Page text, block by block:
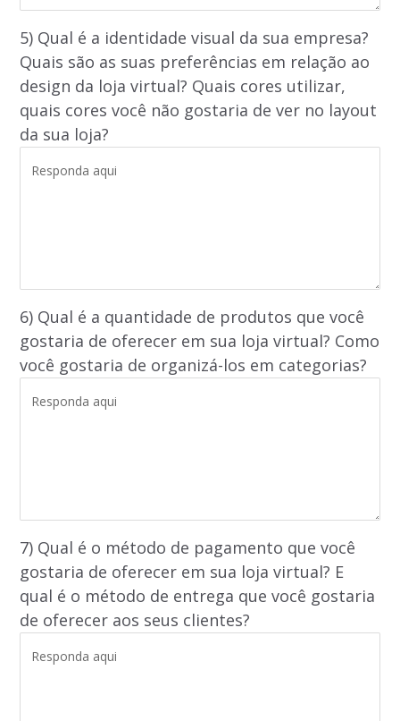
5) Qual é a identidade visual da sua empresa?
Quais são as suas preferências em relação ao
design da loja virtual? Quais cores utilizar,
quais cores você não gostaria de ver no layout
da sua loja?
6) Qual é a quantidade de produtos que você
gostaria de oferecer em sua loja virtual? Como
você gostaria de organizá-los em categorias?
7) Qual é o método de pagamento que você
gostaria de oferecer em sua loja virtual? E
qual é o método de entrega que você gostaria
de oferecer aos seus clientes?